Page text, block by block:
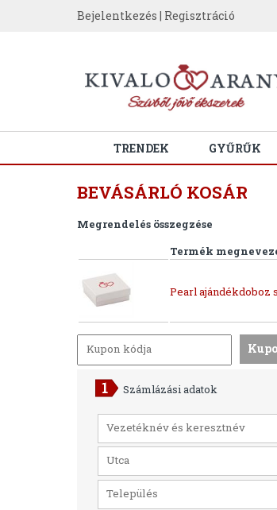
Bejelentkezés | Regisztráció
TRENDEK GYŰRŰK
BEVÁSÁRLÓ KOSÁR
Megrendelés összegzése
Termék
Pearl ajándékdoboz
Számlázási adatok